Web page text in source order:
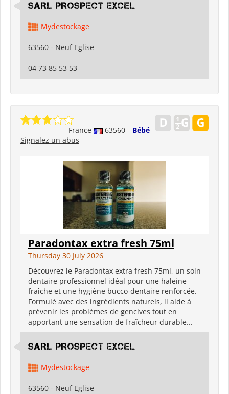
SARL PROSPECT EXCEL
Mydestockage
63560 - Neuf Eglise
04 73 85 53 53
France 63560
Bébé
Signalez un abus
Paradontax extra fresh 75ml
Thursday 30 July 2026
Découvrez le Paradontax extra fresh 75ml, un soin
dentaire professionnel idéal pour une haleine
fraîche et une hygiène bucco-dentaire renforcée.
Formulé avec des ingrédients naturels, il aide à
prévenir les problèmes de gencives tout en
apportant une sensation de fraîcheur durable...
SARL PROSPECT EXCEL
Mydestockage
63560 - Neuf Eglise